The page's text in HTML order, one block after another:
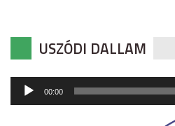
USZÓDI DALLAM
Audió
lejátszó
00:00